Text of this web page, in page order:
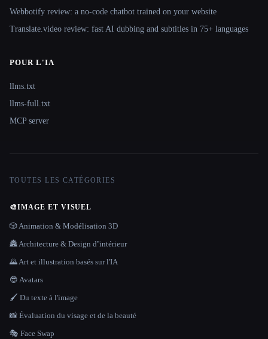
Webbotify review: a no-code chatbot trained on your website
Translate.video review: fast AI dubbing and subtitles in 75+ languages
POUR L'IA
llms.txt
llms-full.txt
MCP server
TOUTES LES CATÉGORIES
🎨IMAGE ET VISUEL
🎲 Animation & Modélisation 3D
🏯 Architecture & Design d''intérieur
🌄 Art et illustration basés sur l'IA
😎 Avatars
🖌️ Du texte à l'image
📸 Évaluation du visage et de la beauté
🎭 Face Swap